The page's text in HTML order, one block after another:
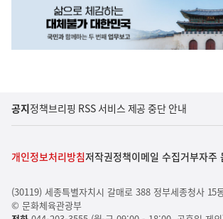
공지정책브리핑 RSS 서비스 제공 중단 안내
개인정보처리방침저작권정책이메일 수집거부자주
(30119) 세종특별자치시 갈매로 388 정부세종청사 15
© 문화체육관광부